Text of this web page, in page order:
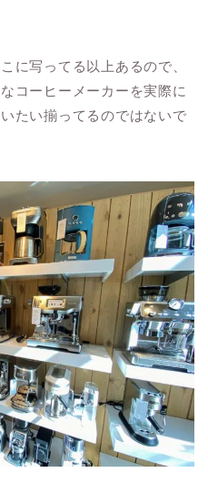
に写ってる以上あるので、
コーヒーメーカーを実際に
たい揃ってるのではないで